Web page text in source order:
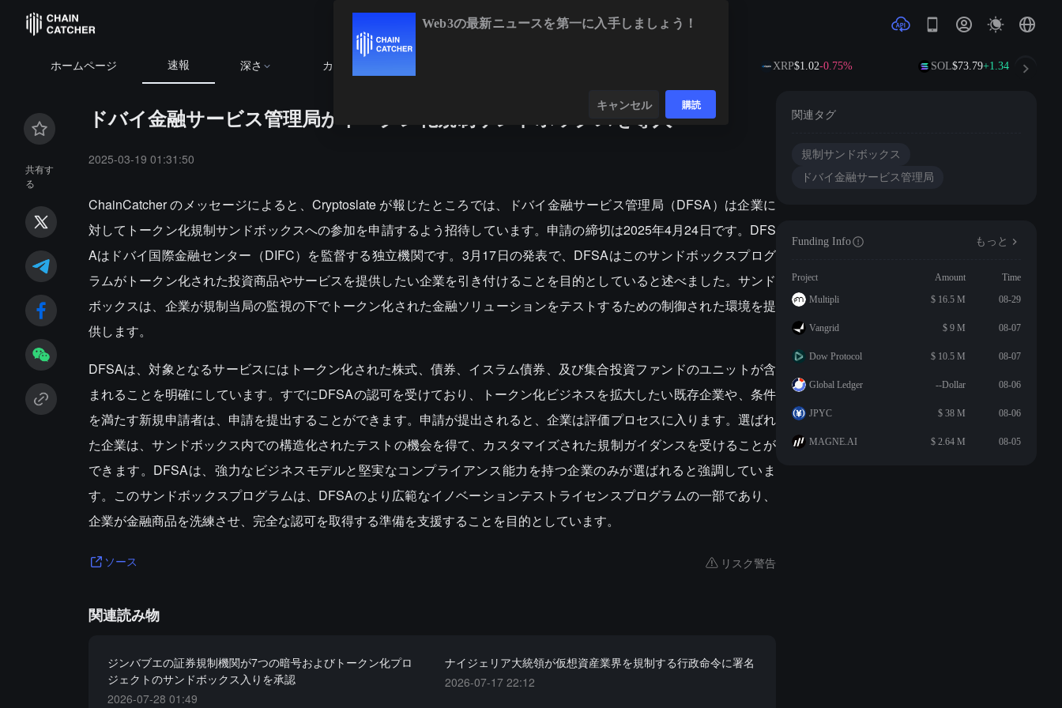
ホームページ 速報 深さ カレンダー
$64,931.95 XRP$1.02-0.75% SOL$73.79+1.34%
共有す
る
ドバイ金融サービス管理局がトークン化規制サンドボックスを導入
2025-03-19 01:31:50
ChainCatcher のメッセージによると、Cryptoslate が報じたところでは、ドバイ金融サービス管理局（DFSA）は企業に
対してトークン化規制サンドボックスへの参加を申請するよう招待しています。申請の締切は2025年4月24日です。DFS
Aはドバイ国際金融センター（DIFC）を監督する独立機関です。3月17日の発表で、DFSAはこのサンドボックスプログ
ラムがトークン化された投資商品やサービスを提供したい企業を引き付けることを目的としていると述べました。サンド
ボックスは、企業が規制当局の監視の下でトークン化された金融ソリューションをテストするための制御された環境を提
供します。
DFSAは、対象となるサービスにはトークン化された株式、債券、イスラム債券、及び集合投資ファンドのユニットが含
まれることを明確にしています。すでにDFSAの認可を受けており、トークン化ビジネスを拡大したい既存企業や、条件
を満たす新規申請者は、申請を提出することができます。申請が提出されると、企業は評価プロセスに入ります。選ばれ
た企業は、サンドボックス内での構造化されたテストの機会を得て、カスタマイズされた規制ガイダンスを受けることが
できます。DFSAは、強力なビジネスモデルと堅実なコンプライアンス能力を持つ企業のみが選ばれると強調していま
す。このサンドボックスプログラムは、DFSAのより広範なイノベーションテストライセンスプログラムの一部であり、
企業が金融商品を洗練させ、完全な認可を取得する準備を支援することを目的としています。
ソース リスク警告
関連読み物
ジンバブエの証券規制機関が7つの暗号およびトークン化プロ
ジェクトのサンドボックス入りを承認
2026-07-28 01:49
ナイジェリア大統領が仮想資産業界を規制する行政命令に署名
2026-07-17 22:12
関連タグ
規制サンドボックス
ドバイ金融サービス管理局
Funding Info もっと
Project Amount
Time
Multipli
$ 16.5 M 08-29
Vangrid $ 9 M 08-07
Dow Protocol $ 10.5 M 08-07
Global Ledger --Dollar 08-06
JPYC $ 38 M 08-06
MAGNE.AI $ 2.64 M 08-05
Web3の最新ニュースを第一に入手しましょう！
キャンセル 購読